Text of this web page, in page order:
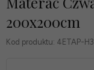
200x200cm
Kod produktu: 4ETAP-